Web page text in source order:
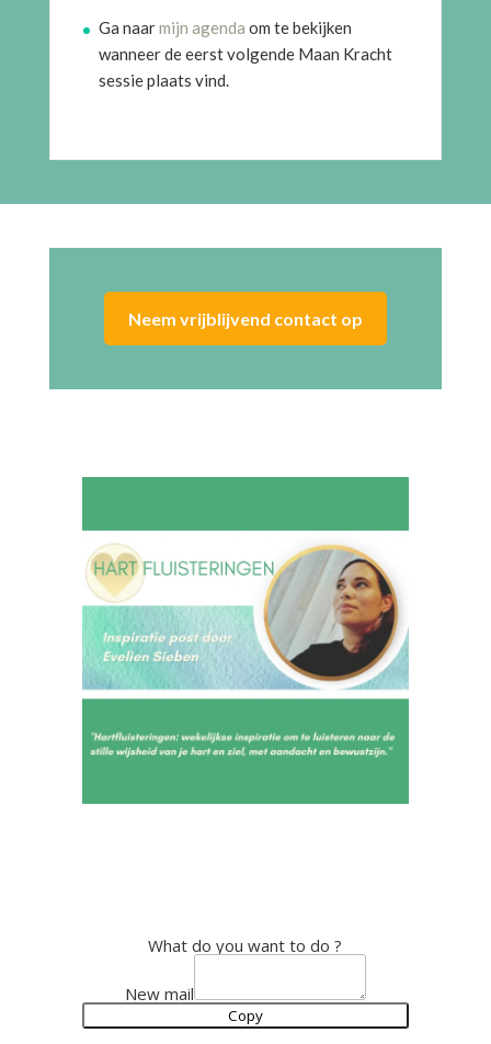
Ga naarmijn agenda om te bekijken
wanneer de eerst volgende Maan Kracht
sessie plaats vind.
Neem vrijblijvend contact op
What do you want to do ?
New mail
Copy